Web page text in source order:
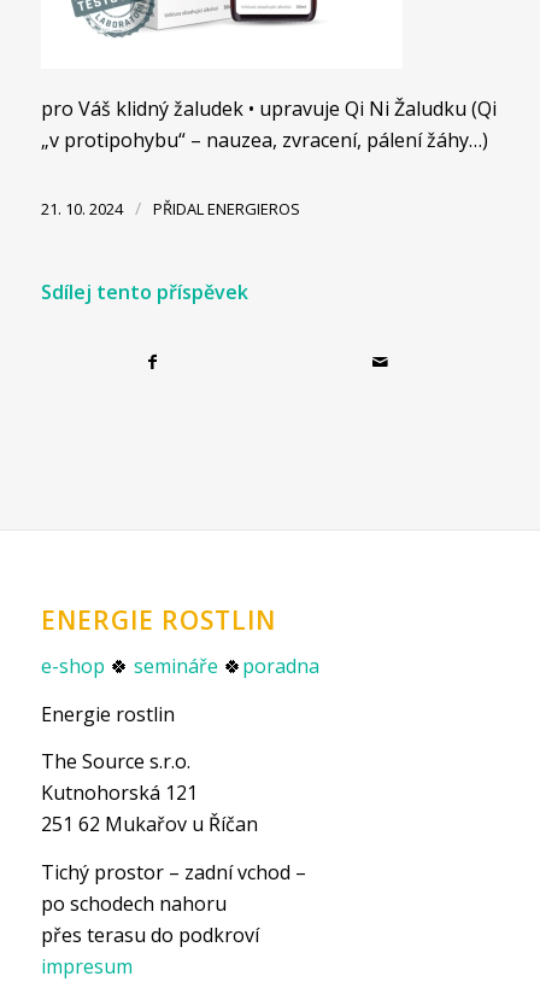
pro Váš klidný žaludek • upravuje Qi Ni Žaludku (Qi
„v protipohybu“ – nauzea, zvracení, pálení žáhy…)
21. 10. 2024 / PŘIDALENERGIEROS
Sdílej tento příspěvek
ENERGIE ROSTLIN
e-shop 🍀 semináře 🍀poradna
Energie rostlin
The Source s.r.o.
Kutnohorská 121
251 62 Mukařov u Říčan
Tichý prostor – zadní vchod –
po schodech nahoru
přes terasu do podkroví
impresum